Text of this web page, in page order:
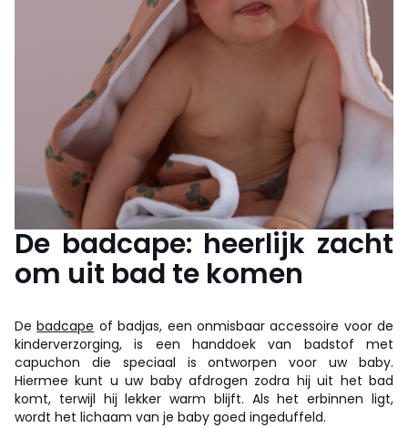
De badcape: heerlijk zacht
om uit bad te komen
Debadcape of badjas, een onmisbaar accessoire voor de
kinderverzorging, is een handdoek van badstof met
capuchon die speciaal is ontworpen voor uw baby.
Hiermee kunt u uw baby afdrogen zodra hij uit het bad
komt, terwijl hij lekker warm blijft. Als het erbinnen ligt,
wordt het lichaam van je baby goed ingeduffeld.